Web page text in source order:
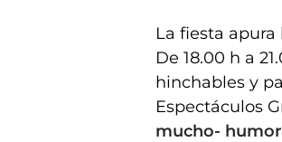
La fiesta
De 18.00 h a
hinchables y
Espectáculos
mucho-